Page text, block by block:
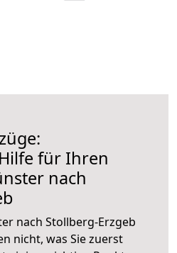
für Ihren
nach
nach Stollberg-Erzgeb
nicht, was Sie zuerst